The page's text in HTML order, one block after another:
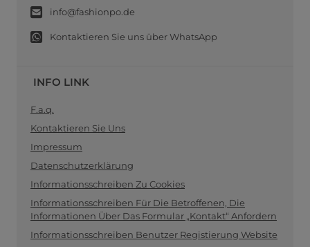
info@fashionpo.de
Kontaktieren Sie uns über WhatsApp
INFO LINK
F.a.q.
Kontaktieren Sie Uns
Impressum
Datenschutzerklärung
Informationsschreiben Zu Cookies
Informationsschreiben Für Die Betroffenen, Die
Informationen Über Das Formular „Kontakt“ Anfordern
Informationsschreiben Benutzer Registierung Website